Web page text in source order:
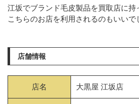
江坂でブランド毛皮製品を買取店に持
こちらのお店を利用されるのもいいで
店舗情報
店名 大黒屋 江坂店